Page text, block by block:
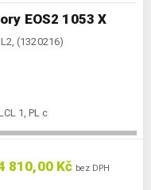
EOS2 1053 X
(1320216)
1, PL c
810,00 Kč bez DPH